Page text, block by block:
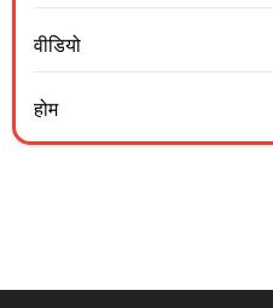
वीडियो
होम